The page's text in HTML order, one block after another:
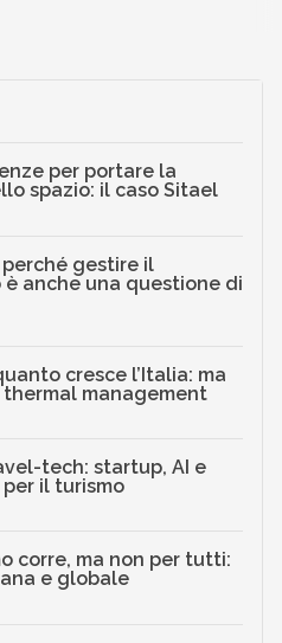
per portare la
spazio: il caso Sitael
gestire il
anche una questione di
cresce l’Italia: ma
management
tech: startup, AI e
il turismo
corre, ma non per tutti:
e globale